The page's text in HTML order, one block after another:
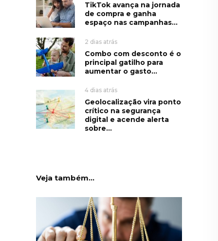
TikTok avança na jornada
de compra e ganha
espaço nas campanhas...
2 dias atrás
Combo com desconto é o
principal gatilho para
aumentar o gasto...
4 dias atrás
Geolocalização vira ponto
crítico na segurança
digital e acende alerta
sobre...
Veja também...